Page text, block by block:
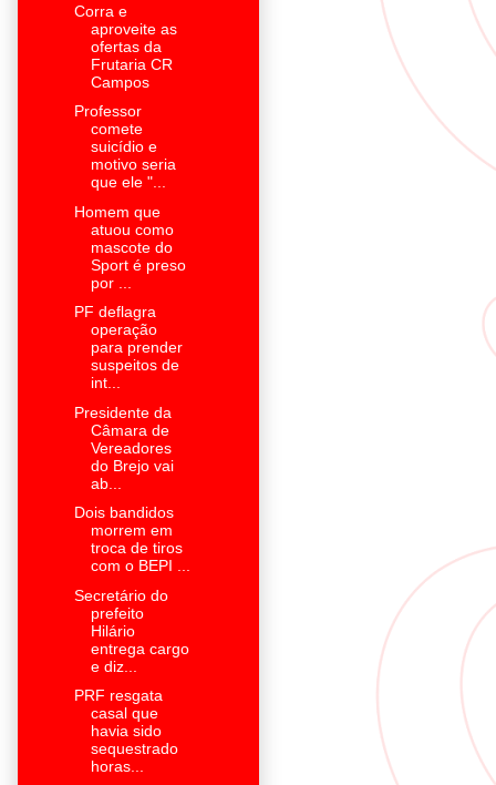
Corra e
aproveite as
ofertas da
Frutaria CR
Campos
Professor
comete
suicídio e
motivo seria
que ele "...
Homem que
atuou como
mascote do
Sport é preso
por ...
PF deflagra
operação
para prender
suspeitos de
int...
Presidente da
Câmara de
Vereadores
do Brejo vai
ab...
Dois bandidos
morrem em
troca de tiros
com o BEPI ...
Secretário do
prefeito
Hilário
entrega cargo
e diz...
PRF resgata
casal que
havia sido
sequestrado
horas...